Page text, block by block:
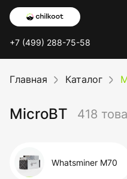
+7 (499) 288-75-58
Главная Каталог
MicroBT 418
Whatsminer M70